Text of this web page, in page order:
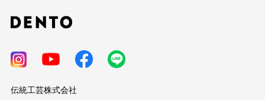
伝統工芸株式会社